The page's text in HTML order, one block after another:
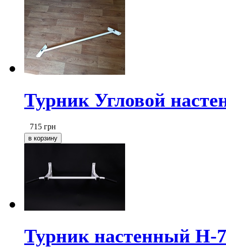
Турник Угловой
715 грн
Турник настенный Н-7